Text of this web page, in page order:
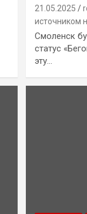
21.05.2025
источником
Смоленск
статус
эту…